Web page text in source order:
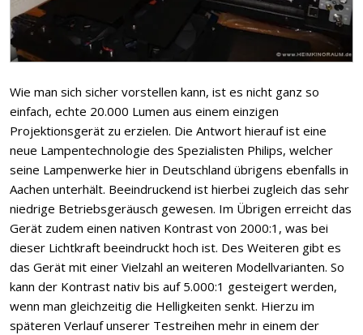
Wie man sich sicher vorstellen kann, ist es nicht ganz so
einfach, echte 20.000 Lumen aus einem einzigen
Projektionsgerät zu erzielen. Die Antwort hierauf ist eine
neue Lampentechnologie des Spezialisten Philips, welcher
seine Lampenwerke hier in Deutschland übrigens ebenfalls in
Aachen unterhält. Beeindruckend ist hierbei zugleich das sehr
niedrige Betriebsgeräusch gewesen. Im Übrigen erreicht das
Gerät zudem einen nativen Kontrast von 2000:1, was bei
dieser Lichtkraft beeindruckt hoch ist. Des Weiteren gibt es
das Gerät mit einer Vielzahl an weiteren Modellvarianten. So
kann der Kontrast nativ bis auf 5.000:1 gesteigert werden,
wenn man gleichzeitig die Helligkeiten senkt. Hierzu im
späteren Verlauf unserer Testreihen mehr in einem der